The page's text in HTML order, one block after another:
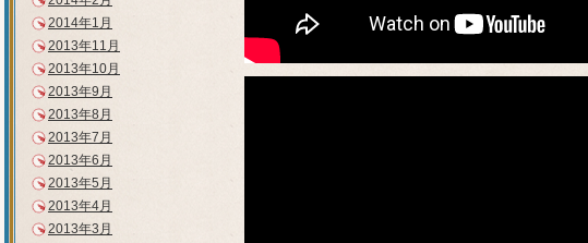
2014年1月
2013年11月
2013年10月
2013年9月
2013年8月
2013年7月
2013年6月
2013年5月
2013年4月
2013年3月